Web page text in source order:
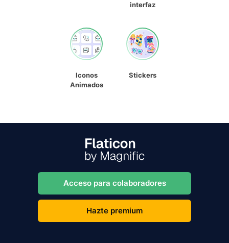
interfaz
Iconos
Animados
Stickers
Acceso para colaboradores
Hazte premium